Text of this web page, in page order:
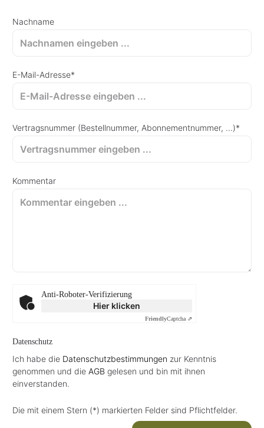
Nachname
E-Mail-Adresse*
Vertragsnummer (Bestellnummer, Abonnementnummer, ...)*
Kommentar
Anti-Roboter-Verifizierung
Hier klicken
FriendlyCaptcha ⇗
Datenschutz
Ich habe die Datenschutzbestimmungen zur Kenntnis
genommen und die AGB gelesen und bin mit ihnen
einverstanden.
Die mit einem Stern (*) markierten Felder sind Pflichtfelder.